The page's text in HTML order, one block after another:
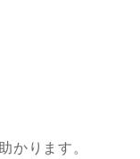
ります。